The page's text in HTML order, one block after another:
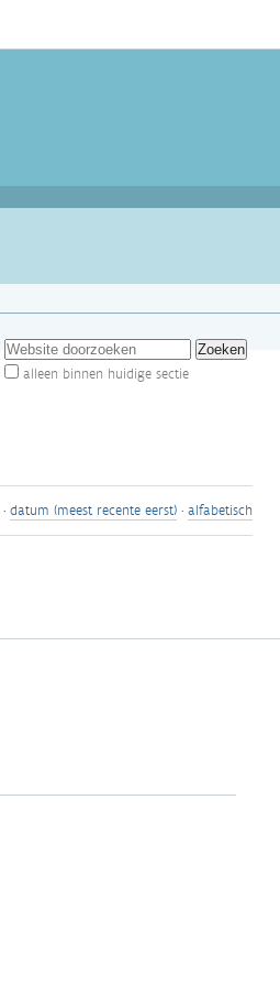
· datum (meest recente eerst) · alfabetisch
Zoek
alleen binnen huidige sectie